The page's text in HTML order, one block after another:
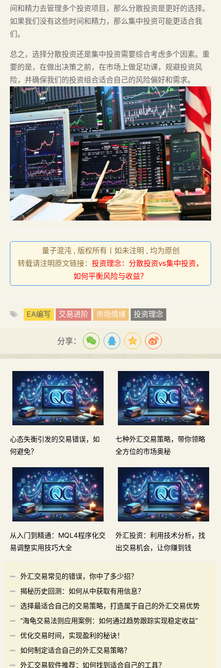
间和精力去管理多个投资项目，那么分散投资是更好的选择。
如果我们没有这些时间和精力，那么集中投资可能更适合我
们。
总之，选择分散投资还是集中投资需要综合考虑多个因素。重
要的是，在做出决策之前，在市场上做足功课，规避投资风
险，并确保我们的投资组合适合自己的风险偏好和需求。
量子混沌 , 版权所有丨如未注明 , 均为原创
转载请注明原文链接： 投资理念：分散投资vs集中投资，
如何平衡风险与收益？
EA编写 交易进阶 市场情绪 投资理念
分享：
心态失衡引发的交易错误，如
何避免？
七种外汇交易策略，带你领略
全方位的市场奥秘
从入门到精通：MQL4程序化交
易调整实用技巧大全
外汇投资：利用技术分析，找
出交易机会，让你赚到钱
外汇交易常见的错误，你中了多少招？
揭秘历史回测：如何从中获取有用信息？
选择最适合自己的交易策略，打造属于自己的外汇交易优势
“海龟交易法则应用案例：如何通过趋势跟踪实现稳定收益”
优化交易时间，实现盈利的秘诀！
如何制定适合自己的外汇交易策略？
外汇交易软件推荐：如何找到适合自己的工具？